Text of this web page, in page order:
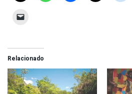
Relacionado